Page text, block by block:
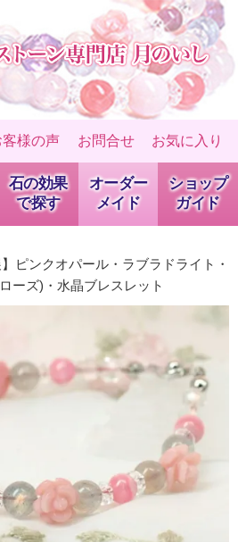
客様の声 お問合せ お気に入り
石の効果
で探す
オーダー
メイド
ショップ
ガイド
ピンクオパール・ラブラドライト・
ーズ)・水晶ブレスレット